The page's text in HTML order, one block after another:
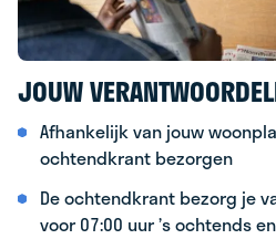
JOUW
Afhankelijk van jouw
ochtendkrant bezorgen
De ochtendkrant bezorg je
voor 07:00 uur ’s ochtends